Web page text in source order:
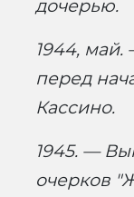
дочерью.
1944,
перед
Кассино.
1945. —
очерков